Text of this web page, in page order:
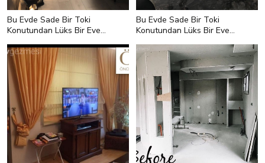
Bu Evde Sade Bir Toki
Konutundan Lüks Bir Eve
Bu Evde Sade Bir Toki
Konutundan Lüks Bir Eve